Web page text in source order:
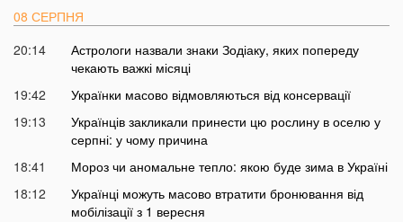
08 СЕРПНЯ
20:14
Астрологи назвали знаки Зодіаку, яких попереду
чекають важкі місяці
19:42
Українки масово відмовляються від консервації
19:13
Українців закликали принести цю рослину в оселю у
серпні: у чому причина
18:41
Мороз чи аномальне тепло: якою буде зима в Україні
18:12
Українці можуть масово втратити бронювання від
мобілізації з 1 вересня